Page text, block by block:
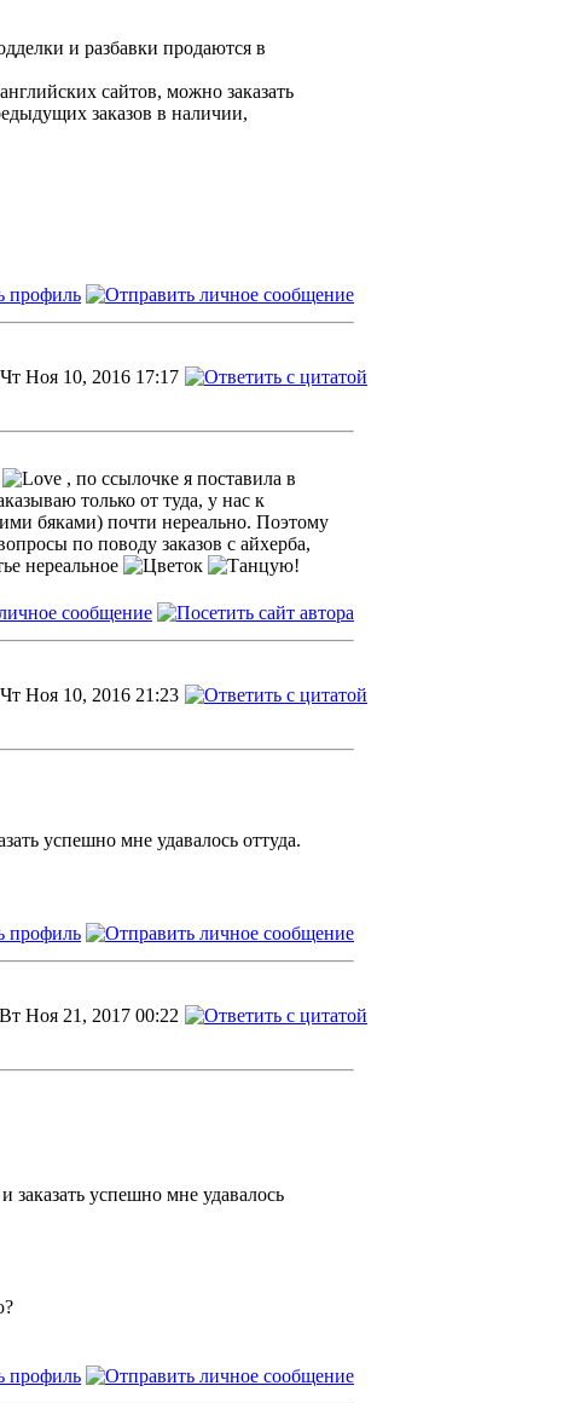
и разбавки продаются в
сайтов, можно заказать
заказов в наличии,
Чт Ноя 10, 2016 17:17
, по ссылочке я поставила в
только от туда, у нас к
бяками) почти нереально. Поэтому
по поводу заказов с айхерба,
Чт Ноя 10, 2016 21:23
успешно мне удавалось оттуда.
Вт Ноя 21, 2017 00:22
заказать успешно мне удавалось